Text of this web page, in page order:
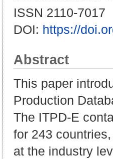
ISSN 2110-7017
DOI: https://
Abstract
This paper
Production
The ITPD-E
for 243
at the industry